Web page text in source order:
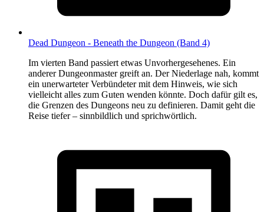
Dead Dungeon - Beneath the Dungeon (Band 4)
Im vierten Band passiert etwas Unvorhergesehenes. Ein
anderer Dungeonmaster greift an. Der Niederlage nah, kommt
ein unerwarteter Verbündeter mit dem Hinweis, wie sich
vielleicht alles zum Guten wenden könnte. Doch dafür gilt es,
die Grenzen des Dungeons neu zu definieren. Damit geht die
Reise tiefer – sinnbildlich und sprichwörtlich.